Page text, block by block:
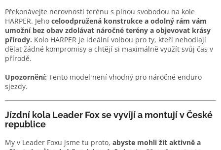
Překonávejte nerovnosti terénu s plnou svobodou na kole
HARPER. Jeho celoodpružená konstrukce a odolný rám vám
umožní bez obav zdolávat náročné terény a objevovat krásy
přírody. Kolo HARPER je ideální volbou pro ty, kteří nehodlají
dělat žádné kompromisy a chtějí si maximálně využít svůj čas v
přírodě.
Upozornění: Tento model není vhodný pro náročné enduro
sjezdy.
Jízdní kola Leader Fox se vyvíjí a montují v České
republice
My v Leader Foxu jsme tu proto, abyste mohli žít aktivně a